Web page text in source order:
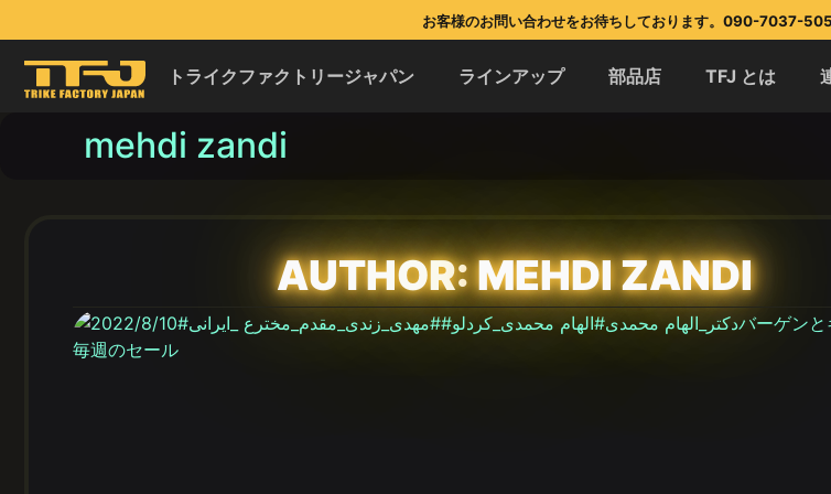
お客様のお問い合わせをお待ちしております。090-7037-
トライクファクトリージャパン ラインアップ 部品店 TFJ とは
mehdi zandi
AUTHOR:MEHDI ZANDI